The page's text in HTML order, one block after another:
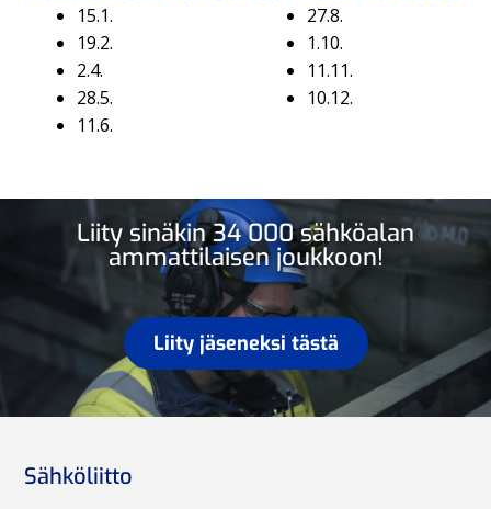
15.1.
19.2.
2.4.
28.5.
11.6.
27.8.
1.10.
11.11.
10.12.
Liity sinäkin 34 000 sähköalan
ammattilaisen joukkoon!
Liity jäseneksi tästä
Sähköliitto